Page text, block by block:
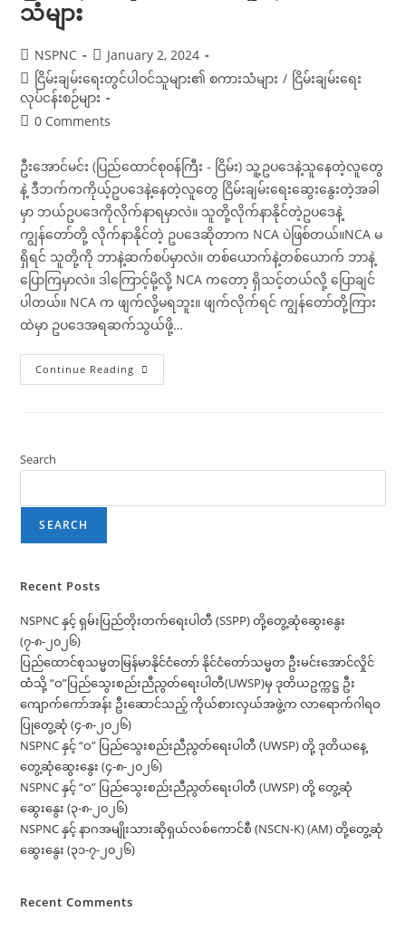
သံများ
Post
author:
NSPNC
Post
published:
January 2, 2024
Post
category:
ငြိမ်းချမ်းရေးတွင်ပါဝင်သူများ၏ စကားသံများ / ငြိမ်းချမ်းရေး
လုပ်ငန်းစဉ်များ
Post0 Comments
ဦးအောင်မင်း (ပြည်ထောင်စုဝန်ကြီး - ငြိမ်း) သူ့ဥပဒေနဲ့သူနေတဲ့လူတွေ
နဲ့ ဒီဘက်ကကိုယ့်ဥပဒေနဲ့နေတဲ့လူတွေ ငြိမ်းချမ်းရေးဆွေးနွေးတဲ့အခါ
မှာ ဘယ်ဥပဒေကိုလိုက်နာရမှာလဲ။ သူတို့လိုက်နာနိုင်တဲ့ဥပဒေနဲ့
ကျွန်တော်တို့ လိုက်နာနိုင်တဲ့ ဥပဒေဆိုတာက NCA ပဲဖြစ်တယ်။NCA မ
ရှိရင် သူတို့ကို ဘာနဲ့ဆက်စပ်မှာလဲ။ တစ်ယောက်နဲ့တစ်ယောက် ဘာနဲ့
ပြောကြမှာလဲ။ ဒါကြောင့်မို့လို့ NCA ကတော့ ရှိသင့်တယ်လို့ ပြောချင်
ပါတယ်။ NCA က ဖျက်လို့မရဘူး။ ဖျက်လိုက်ရင် ကျွန်တော်တို့ကြား
ထဲမှာ ဥပဒေအရဆက်သွယ်ဖို့…
Continue Reading ငြိမ်းချမ်း
ရေး
Search
SEARCH
Recent Posts
NSPNC နှင့် ရှမ်းပြည်တိုးတက်ရေးပါတီ (SSPP) တို့တွေ့ဆုံဆွေးနွေး
(၇-၈-၂၀၂၆)
ပြည်ထောင်စုသမ္မတမြန်မာနိုင်ငံတော် နိုင်ငံတော်သမ္မတ ဦးမင်းအောင်လှိုင်
ထံသို့ “ဝ”ပြည်သွေးစည်းညီညွတ်ရေးပါတီ(UWSP)မှ ဒုတိယဥက္ကဋ္ဌ ဦး
ကျောက်ကော်အန်း ဦးဆောင်သည့် ကိုယ်စားလှယ်အဖွဲ့က လာရောက်ဂါရဝ
ပြုတွေ့ဆုံ (၄-၈-၂၀၂၆)
NSPNC နှင့် “ဝ” ပြည်သွေးစည်းညီညွတ်ရေးပါတီ (UWSP) တို့ ဒုတိယနေ့
တွေ့ဆုံဆွေးနွေး (၄-၈-၂၀၂၆)
NSPNC နှင့် “ဝ” ပြည်သွေးစည်းညီညွတ်ရေးပါတီ (UWSP) တို့ တွေ့ဆုံ
ဆွေးနွေး (၃-၈-၂၀၂၆)
NSPNC နှင့် နာဂအမျိုးသားဆိုရှယ်လစ်ကောင်စီ (NSCN-K) (AM) တို့တွေ့ဆုံ
ဆွေးနွေး (၃၁-၇-၂၀၂၆)
Recent Comments